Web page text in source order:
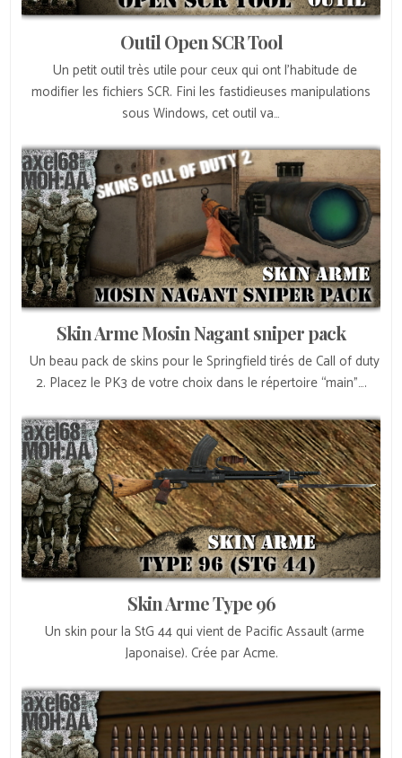
Outil Open SCR Tool
Un petit outil très utile pour ceux qui ont l’habitude de
modifier les fichiers SCR. Fini les fastidieuses manipulations
sous Windows, cet outil va…
Skin Arme Mosin Nagant sniper pack
Un beau pack de skins pour le Springfield tirés de Call of duty
2. Placez le PK3 de votre choix dans le répertoire “main”….
Skin Arme Type 96
Un skin pour la StG 44 qui vient de Pacific Assault (arme
Japonaise). Crée par Acme.